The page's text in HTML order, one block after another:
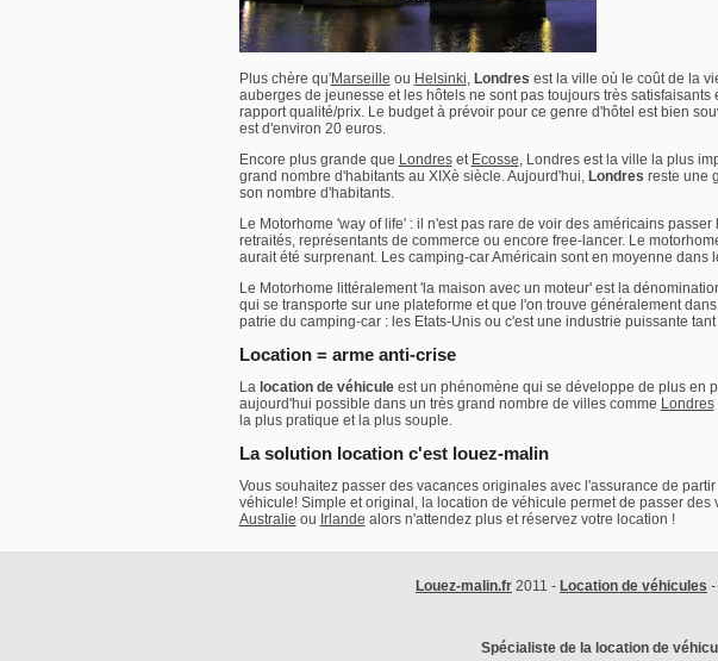
Plus chère qu'Marseille ou Helsinki, Londres est la ville où le coût de la
auberges de jeunesse et les hôtels ne sont pas toujours très
rapport qualité/prix. Le budget à prévoir pour ce genre d'hôtel est bien
est d'environ 20 euros.
Encore plus grande que Londreset Ecosse, Londres est la ville la plus
grand nombre d'habitants au XIXè siècle. Aujourd'hui, Londres reste une
son nombre d'habitants.
Le Motorhome 'way of life' : il n'est pas rare de voir des américains
retraités, représentants de commerce ou encore free-lancer. Le
aurait été surprenant. Les camping-car Américain sont en moyenne
Le Motorhome littéralement 'la maison avec un moteur' est la
qui se transporte sur une plateforme et que l'on trouve généralement
patrie du camping-car : les Etats-Unis ou c'est une industrie puissante
Location = arme anti-crise
La location de véhiculeest un phénomène qui se développe de plus en
aujourd'hui possible dans un très grand nombre de villes comme Londres
la plus pratique et la plus souple.
La solution location c'est louez-malin
Vous souhaitez passer des vacances originales avec l'assurance de
véhicule! Simple et original, la location de véhicule permet de passer
Australie ou Irlande alors n'attendez plus et réservez votre location !
Louez-malin.fr 2011 - Location de véhicules -
Spécialiste de la location de